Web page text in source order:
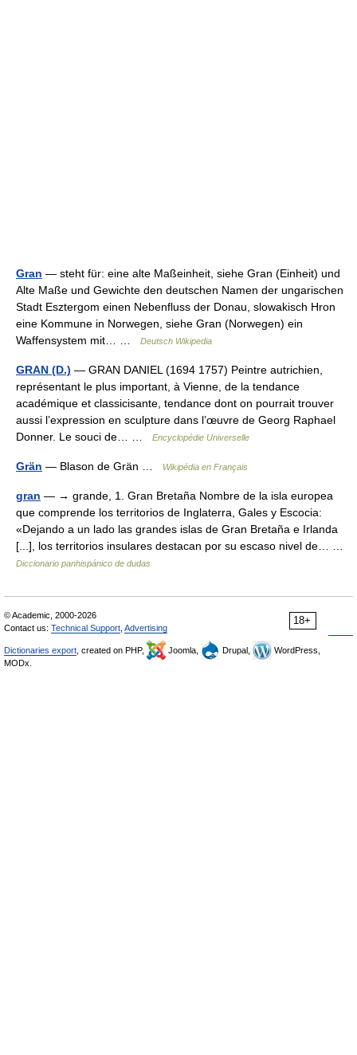
Gran — steht für: eine alte Maßeinheit, siehe Gran (Einheit) und
Alte Maße und Gewichte den deutschen Namen der ungarischen
Stadt Esztergom einen Nebenfluss der Donau, slowakisch Hron
eine Kommune in Norwegen, siehe Gran (Norwegen) ein
Waffensystem mit… …
Deutsch Wikipedia
GRAN (D.) — GRAN DANIEL (1694 1757) Peintre autrichien,
représentant le plus important, à Vienne, de la tendance
académique et classicisante, tendance dont on pourrait trouver
aussi l’expression en sculpture dans l’œuvre de Georg Raphael
Donner. Le souci de… …
Encyclopédie Universelle
Grän — Blason de Grän … Wikipédia en Français
gran — → grande, 1. Gran Bretaña Nombre de la isla europea
que comprende los territorios de Inglaterra, Gales y Escocia:
«Dejando a un lado las grandes islas de Gran Bretaña e Irlanda
[...], los territorios insulares destacan por su escaso nivel de… …
Diccionario panhispánico de dudas
18+
© Academic, 2000-2026
Contact us: Technical Support Advertising
Dictionaries export , created on PHP, Joomla, Drupal,
WordPress,
MODx.